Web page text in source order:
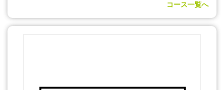
コース一覧へ